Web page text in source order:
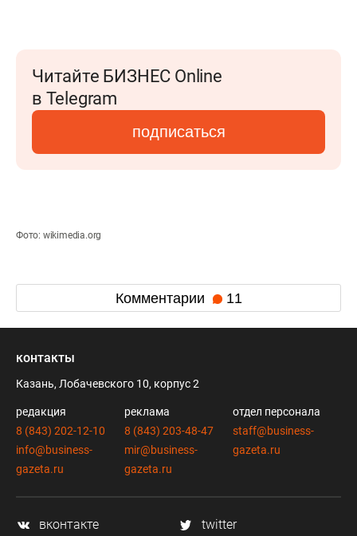
Читайте БИЗНЕС Online
в Telegram
подписаться
Фото: wikimedia.org
Комментарии 11
контакты
Казань, Лобачевского 10, корпус 2
редакция
8 (843) 202-12-10
info@business-
gazeta.ru
реклама
8 (843) 203-48-47
mir@business-
gazeta.ru
отдел персонала
staff@business-
gazeta.ru
вконтакте
twitter